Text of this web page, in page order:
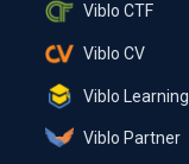
Viblo CTF
Viblo CV
Viblo Learning
Viblo Partner